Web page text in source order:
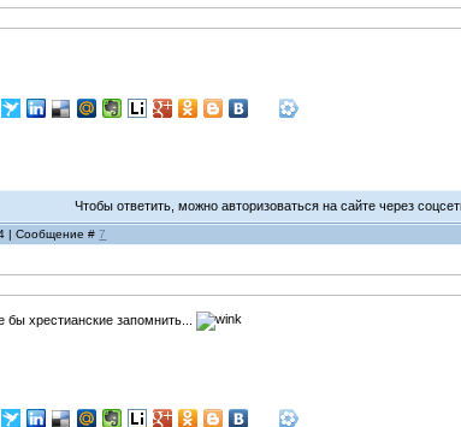
Чтобы ответить, можно авторизоваться на сайте через
| Сообщение #7
хрестианские запомнить...